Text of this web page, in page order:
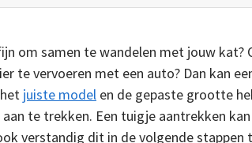
om samen te wandelen met jouw kat?
te vervoeren met een auto? Dan kan
juiste model en de gepaste grootte
te trekken. Een tuigje aantrekken
verstandig dit in de volgende stappen